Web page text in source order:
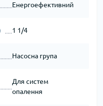
Енергоефективний
1 1/4
Насосна група
Для систем
опалення